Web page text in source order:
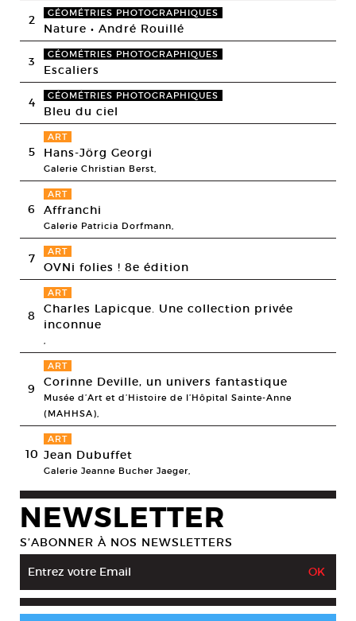
2 GÉOMÉTRIES PHOTOGRAPHIQUES
Nature • André Rouillé
3 GÉOMÉTRIES PHOTOGRAPHIQUES
Escaliers
4 GÉOMÉTRIES PHOTOGRAPHIQUES
Bleu du ciel
5
ART
Hans-Jörg Georgi
Galerie Christian Berst,
6
ART
Affranchi
Galerie Patricia Dorfmann,
7 ART
OVNi folies ! 8e édition
8
ART
Charles Lapicque. Une collection privée
inconnue
,
9
ART
Corinne Deville, un univers fantastique
Musée d’Art et d’Histoire de l’Hôpital Sainte-Anne
(MAHHSA),
10
ART
Jean Dubuffet
Galerie Jeanne Bucher Jaeger,
NEWSLETTER
S’ABONNER À NOS NEWSLETTERS